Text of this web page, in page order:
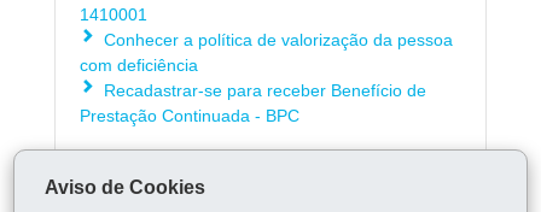
1410001
Conhecer a política de valorização da pessoa
com deficiência
Recadastrar-se para receber Benefício de
Prestação Continuada - BPC
LOCAIS DE ATENDIMENTO
Aviso de Cookies